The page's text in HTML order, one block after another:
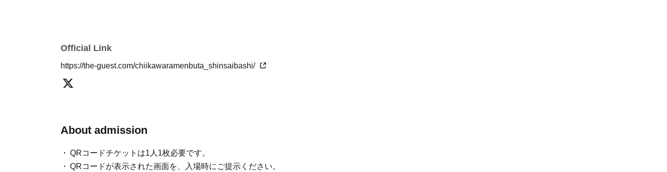
切れが発生する場合もございますので、予めご了承ください。
だきます。また、グッズ購入のみのご利用は出来ません。
た場合、当該のチケットは無効とさせていただき、入店をお断りさせていただきます。
・お申込みには事前のライヴポケット会員登録(
録後にご予約ください。
発生する場合もございますので、予めご了承ください。
・お会計はチケットをお持ちの方１名につきオリジナルグッズ、ご飲食のお会計でそれぞれ一
いいたします。
・オリジナルグッズの転売目的でのご購入はお断りさせていただきます。転売目的と判断され
Official Link
https://the-guest.com/chiikawaramenbuta_shinsaibashi/
About admission
QRコードチケットは1人1枚必要です。
QRコードが表示された画面を、入場時にご提示ください。